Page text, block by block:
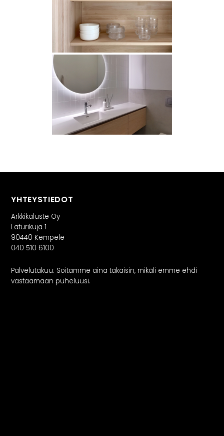
Galleria
Asiakaskokemuksia
ARKKIkauppa
€0,00
PALVELUT
Suunnittelijoille
Projektimyynti
MEISTÄ
YHTEYSTIEDOT
Arkkikaluste Oy
Laturikuja 1
90440 Kempele
040 510 6100
Palvelutakuu: Soitamme aina takaisin, mikäli emme ehdi
vastaamaan puheluusi.